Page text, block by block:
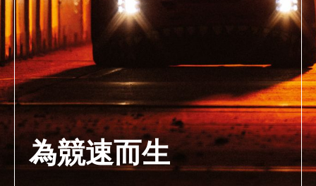
為競速而生